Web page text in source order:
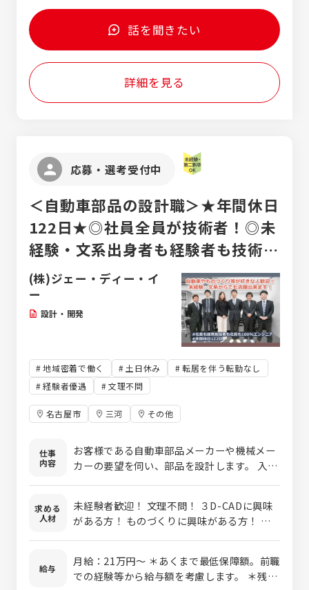
昨今の経済事情を考慮し、「手の届きやすい」
お部屋を提供するスタイル。 引越しやお部屋
探しといった、お客様の重要な機会に携わ
り、新たな門出をサポートできるやりがいの
専念できる分業体制を整えています
月給300,000円〜 （基本給268,500円〜＋固
定残業代31,500円／15時間相当含む※超過
話を聞きたい
詳細を見る
応募・選考受付中
＜自動車部品の設計職＞★年間休日
122日★◎社員全員が技術者！◎未
経験・文系出身者も経験者も技術者
として快適に働ける環境が自慢の会
社です!!
(株)ジェー・ディー・イ
ー
設計・開発
地域密着で働く 土日休み
転居を伴う転勤なし
経験者優遇
文理不問
名古屋市 三河 その他
仕事
内容
お客様である自動車部品メーカーや機械メー
カーの要望を伺い、部品を設計します。 入社
ーへ。 配属したメーカーでは先輩のOJTやフ
ォローがありますのでご安心くださいね！
【主な業務内容】 ■部品設計 部品を完成させ
るための設計を行ないます。お客様から共有
されるデータをもとに、部品の取付や強度、
求める
人材
未経験者歓迎！ 文理不問！ ３D-CADに興味
がある方！ ものづくりに興味がある方！ 車
給与
月給：21万円～ ＊あくまで最低保障額。前職
での経験等から給与額を考慮します。 ＊残業